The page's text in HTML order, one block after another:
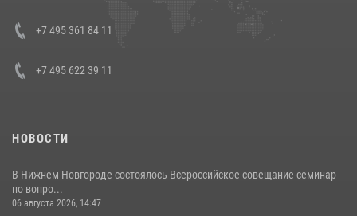
+7 495 361 84 11
+7 495 622 39 11
НОВОСТИ
В Нижнем Новгороде состоялось Всероссийское совещание-семинар
по вопро...
06 августа 2026, 14:47